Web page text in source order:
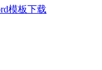
模板下载